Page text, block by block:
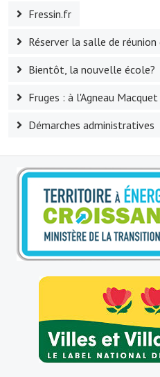
Georges Bernanos
Village d'art
Les sculptures du village
Fressin, cité verte et tourisme
Le sentier de la Planquette
Fressin, lauréat village fleuri
Le sentier de découverte du
Les foulées Fressinoises
Le parcours cyclo le soleil de
Acteurs du tourisme
Fressin.fr
Réserver la salle de réunion
Bientôt, la nouvelle école?
Fruges : à l'Agneau Macquet
Démarches administratives